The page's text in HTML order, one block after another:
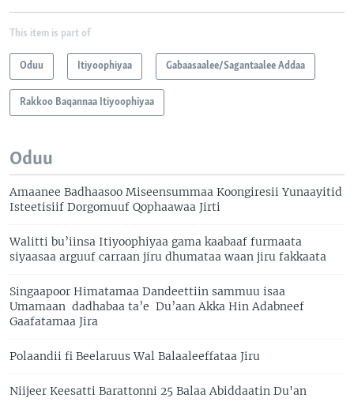
This item is part of
Oduu Itiyoophiyaa Gabaasaalee/Sagantaalee Addaa
Rakkoo Baqannaa Itiyoophiyaa
Oduu
Amaanee Badhaasoo Miseensummaa Koongiresii Yunaayitid
Isteetisiif Dorgomuuf Qophaawaa Jirti
Walitti bu’iinsa Itiyoophiyaa gama kaabaaf furmaata
siyaasaa arguuf carraan jiru dhumataa waan jiru fakkaata
Singaapoor Himatamaa Dandeettiin sammuu isaa
Umamaan dadhabaa ta’e Du’aan Akka Hin Adabneef
Gaafatamaa Jira
Polaandii fi Beelaruus Wal Balaaleeffataa Jiru
Niijeer Keesatti Barattonni 25 Balaa Abiddaatin Du'an